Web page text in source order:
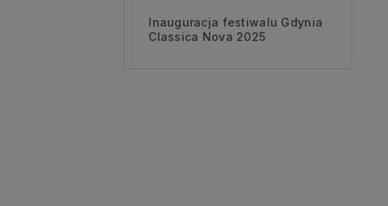
Inauguracja festiwalu Gdynia
Classica Nova 2025